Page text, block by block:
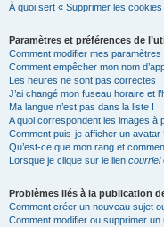
À quoi sert « Supprimer les cookies
Paramètres et préférences de
Comment modifier mes paramètres
Comment empêcher mon nom
Les heures ne sont pas correctes !
J’ai changé mon fuseau horaire et
Ma langue n’est pas dans la liste !
A quoi correspondent les images à
Comment puis-je afficher un avatar
Qu’est-ce que mon rang et
Lorsque je clique sur le lien courriel
Problèmes liés à la publication
Comment créer un nouveau sujet
Comment modifier ou supprimer un